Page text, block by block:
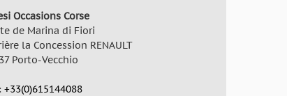
Occasions Corse
de Marina di Fiori
la Concession RENAULT
Porto-Vecchio
+33(0)615144088